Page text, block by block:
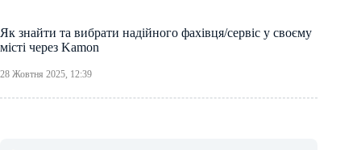
Як знайти та вибрати надійного фахівця/сервіс у своєму
місті через Kamon
28 Жовтня 2025, 12:39